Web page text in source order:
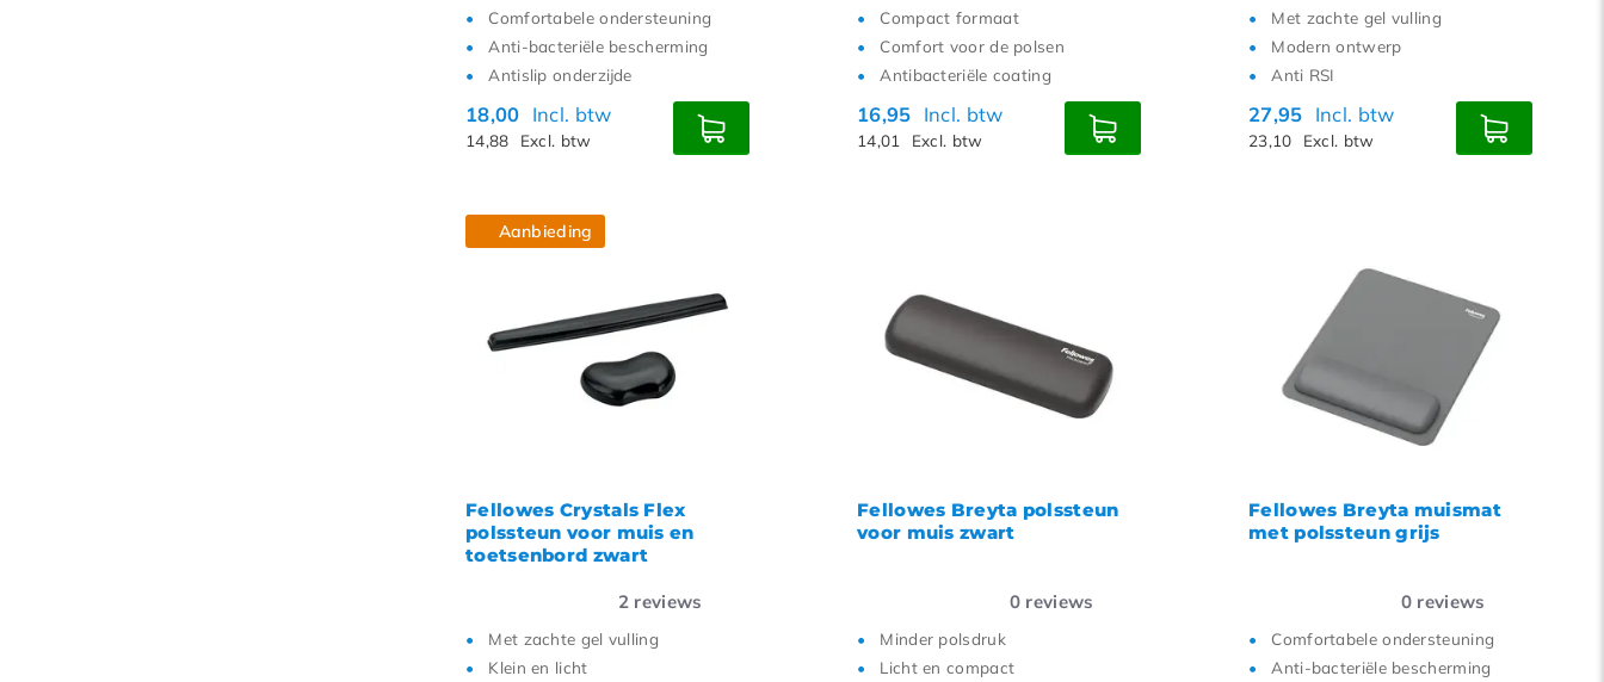
Comfortabele ondersteuning
Anti-bacteriële bescherming
Antislip onderzijde
18,00 Incl. btw
14,88 Excl. btw
Compact formaat
Comfort voor de polsen
Antibacteriële coating
16,95 Incl. btw
14,01 Excl. btw
Met zachte gel vulling
Modern ontwerp
Anti RSI
27,95 Incl. btw
23,10 Excl. btw
Aanbieding
Fellowes Crystals Flex
polssteun voor muis en
toetsenbord zwart
2 reviews
Met zachte gel vulling
Klein en licht
Fellowes Breyta polssteun
voor muis zwart
0 reviews
Minder polsdruk
Licht en compact
Fellowes Breyta muismat
met polssteun grijs
0 reviews
Comfortabele ondersteuning
Anti-bacteriële bescherming